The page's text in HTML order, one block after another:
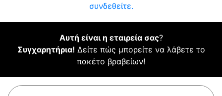
συνδεθείτε.
Αυτή είναι η εταιρεία σας?
Συγχαρητήρια! Δείτε πώς μπορείτε να λάβετε το
πακέτο βραβείων!